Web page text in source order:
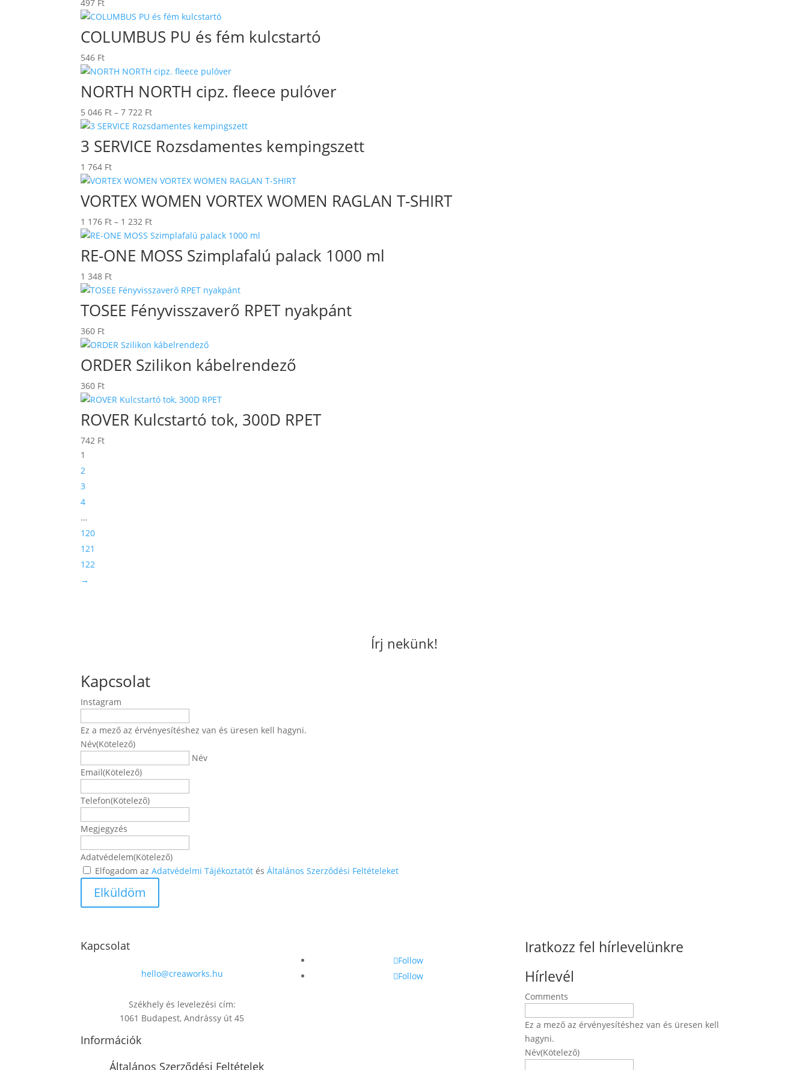
497 Ft
COLUMBUS PU és fém kulcstartó
546 Ft
NORTH NORTH cipz. fleece pulóver
5 046 Ft – 7 722 FtÁrtartomány:
5
046 Ft
722 Ft
3 SERVICE Rozsdamentes kempingszett
1 764 Ft
VORTEX WOMEN VORTEX WOMEN RAGLAN T-SHIRT
1 176 Ft – 1 232 FtÁrtartomány:
1
176 Ft
-
232 Ft
RE-ONE MOSS Szimplafalú palack 1000 ml
1 348 Ft
TOSEE Fényvisszaverő RPET nyakpánt
360 Ft
ORDER Szilikon kábelrendező
360 Ft
ROVER Kulcstartó tok, 300D RPET
742 Ft
1
2
3
4
…
120
121
122
→
Írj nekünk!
Kapcsolat
Instagram
Ez a mező az érvényesítéshez van és üresen kell hagyni.
Név(Kötelező)
Név
Email(Kötelező)
Telefon(Kötelező)
Megjegyzés
Adatvédelem(Kötelező)
Elfogadom azAdatvédelmi Tájékoztatót ésÁltalános Szerződési Feltételeket
Kapcsolat
hello@creaworks.hu
Székhely és levelezési cím:
1061 Budapest, Andrássy út 45
Információk
Általános Szerződési Feltételek
Follow
Follow
Iratkozz fel hírlevelünkre
Hírlevél
Comments
Ez a mező az érvényesítéshez van és üresen kell
hagyni.
Név(Kötelező)